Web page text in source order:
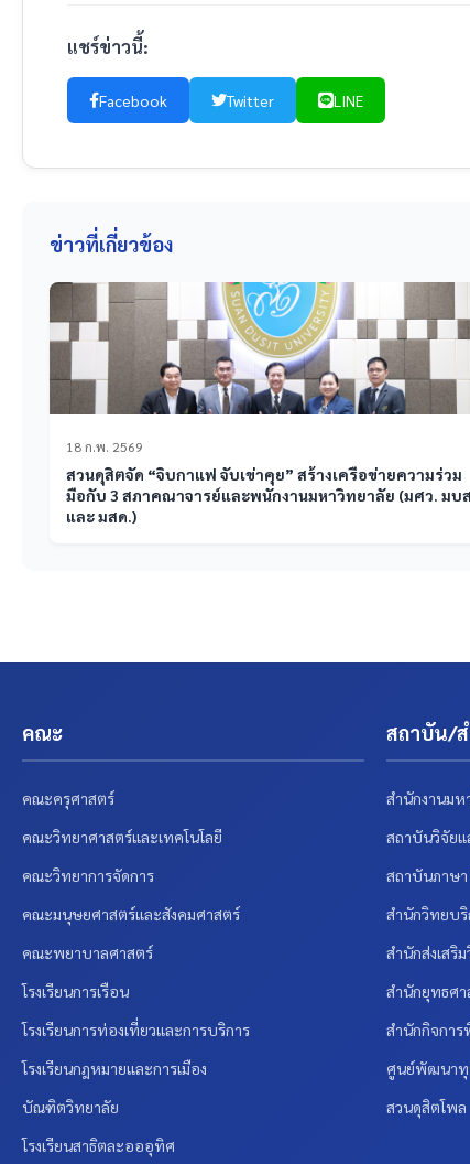
แชร์ข่าวนี้:
Facebook Twitter LINE
ข่าวที่เกี่ยวข้อง
18 ก.พ. 2569
สวนดุสิตจัด “จิบกาแฟ จับเข่าคุย” สร้างเครือข่ายความร่วม
มือกับ 3 สภาคณาจารย์และพนักงานมหาวิทยาลัย (มศว. มบ
และ มสด.)
คณะ
คณะครุศาสตร์
คณะวิทยาศาสตร์และเทคโนโลยี
คณะวิทยาการจัดการ
คณะมนุษยศาสตร์และสังคมศาสตร์
คณะพยาบาลศาสตร์
โรงเรียนการเรือน
โรงเรียนการท่องเที่ยวและการบริการ
โรงเรียนกฎหมายและการเมือง
บัณฑิตวิทยาลัย
โรงเรียนสาธิตละอออุทิศ
สถาบัน/
สำนักงานมห
สถาบันวิจัย
สถาบันภาษ
สำนักวิทยบริ
สำนักส่งเสริ
สำนักยุทธศ
สำนักกิจการ
ศูนย์พัฒนา
สวนดุสิตโพล